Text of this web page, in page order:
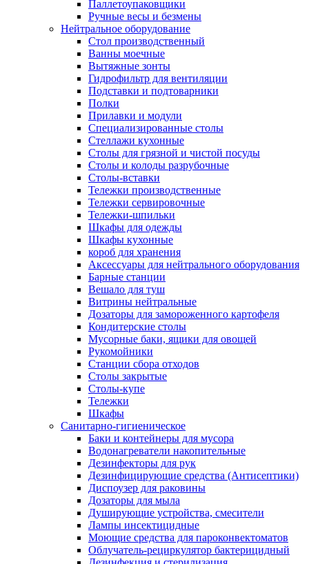
Паллетоупаковщики
Ручные весы и безмены
Нейтральное оборудование
Cтол производственный
Ванны моечные
Вытяжные зонты
Гидрофильтр для вентиляции
Подставки и подтоварники
Полки
Прилавки и модули
Специализированные столы
Стеллажи кухонные
Столы для грязной и чистой посуды
Столы и колоды разрубочные
Столы-вставки
Тележки производственные
Тележки сервировочные
Тележки-шпильки
Шкафы для одежды
Шкафы кухонные
короб для хранения
Аксессуары для нейтрального оборудования
Барные станции
Вешало для туш
Витрины нейтральные
Дозаторы для замороженного картофеля
Кондитерские столы
Мусорные баки, ящики для овощей
Рукомойники
Станции сбора отходов
Столы закрытые
Столы-купе
Тележки
Шкафы
Санитарно-гигиеническое
Баки и контейнеры для мусора
Водонагреватели накопительные
Дезинфекторы для рук
Дезинфицирующие средства (Антисептики)
Диспоузер для раковины
Дозаторы для мыла
Душирующие устройства, смесители
Лампы инсектицидные
Моющие средства для пароконвектоматов
Облучатель-рециркулятор бактерицидный